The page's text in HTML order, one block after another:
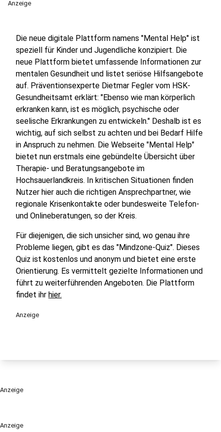
Anzeige
Anzeige
Die neue digitale Plattform namens "Mental Help" ist
speziell für Kinder und Jugendliche konzipiert. Die
neue Plattform bietet umfassende Informationen zur
mentalen Gesundheit und listet seriöse Hilfsangebote
auf. Präventionsexperte Dietmar Fegler vom HSK-
Gesundheitsamt erklärt: "Ebenso wie man körperlich
erkranken kann, ist es möglich, psychische oder
seelische Erkrankungen zu entwickeln." Deshalb ist es
wichtig, auf sich selbst zu achten und bei Bedarf Hilfe
in Anspruch zu nehmen. Die Webseite "Mental Help"
bietet nun erstmals eine gebündelte Übersicht über
Therapie- und Beratungsangebote im
Hochsauerlandkreis. In kritischen Situationen finden
Nutzer hier auch die richtigen Ansprechpartner, wie
regionale Krisenkontakte oder bundesweite Telefon-
und Onlineberatungen, so der Kreis.
Für diejenigen, die sich unsicher sind, wo genau ihre
Probleme liegen, gibt es das "Mindzone-Quiz". Dieses
Quiz ist kostenlos und anonym und bietet eine erste
Orientierung. Es vermittelt gezielte Informationen und
führt zu weiterführenden Angeboten. Die Plattform
findet ihr hier.
Anzeige
Anzeige